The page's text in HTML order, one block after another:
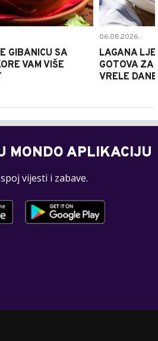
GIBANICU SA
VAM VIŠE
06.08.2026.
LAGANA
GOTOVA ZA
VRELE DANE
MONDO APLIKACIJU
vijesti i zabave.